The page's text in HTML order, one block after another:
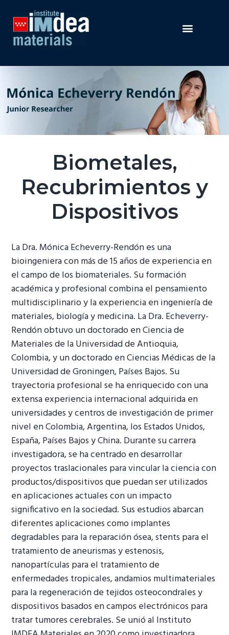
Biometales,
Recubrimientos y
Dispositivos
La Dra. Mónica Echeverry-Rendón es una
bioingeniera con más de 15 años de experiencia en
el campo de los biomateriales. Su formación
académica y profesional combina el pensamiento
multidisciplinario y la experiencia en ingeniería de
materiales, biología y medicina. La Dra. Echeverry-
Rendón obtuvo un doctorado en Ciencia de
Materiales de la Universidad de Antioquia,
Colombia, y un doctorado en Ciencias Médicas de la
Universidad de Groningen, Países Bajos. Su
trayectoria profesional se ha enriquecido con una
extensa experiencia internacional adquirida en
universidades y centros de investigación de primer
nivel en Colombia, Argentina, los Estados Unidos,
España, Países Bajos y China. Durante su carrera
investigadora, se ha centrado en desarrollar
proyectos traslacionales para vincular la ciencia con
productos/dispositivos que puedan ser utilizados
en aplicaciones actuales con un impacto
significativo en la sociedad. Sus estudios abarcan
diferentes aplicaciones como implantes
degradables para la reparación ósea, stents para el
tratamiento de aneurismas y estenosis,
nanopartículas para el tratamiento de
enfermedades tropicales, andamios multimateriales
para la regeneración de tejidos osteocondrales y
dispositivos basados en campos electrónicos para
tratar tumores cerebrales. Se unió al Instituto